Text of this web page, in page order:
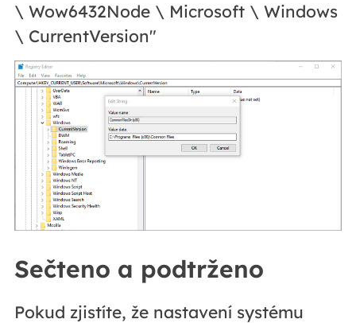
\ Wow6432Node \ Microsoft \ Windows
\ CurrentVersion"
Sečteno a podtrženo
Pokud zjistíte, že nastavení systému